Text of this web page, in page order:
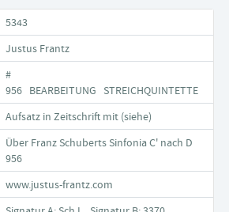
5343
Justus Frantz
#
956 BEARBEITUNG STREICHQUINTETTE
Aufsatz in Zeitschrift mit (siehe)
Über Franz Schuberts Sinfonia C' nach D
956
www.justus-frantz.com